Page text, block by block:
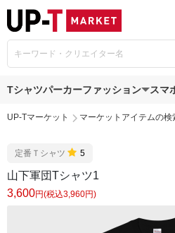
Tシャツパーカーファッション スマ
UP-Tマーケット マーケットアイテムの検
定番Ｔシャツ 5
山下軍団Tシャツ1
3,600円(税込3,960円)